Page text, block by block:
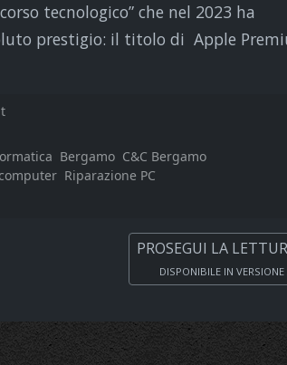
tecnologico” che nel 2023 ha
prestigio: il titolo di Apple
Bergamo C&C Bergamo
Riparazione PC
PROSEGUI LA
DISPONIBILE IN